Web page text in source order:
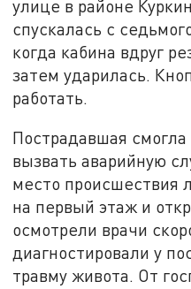
улице в районе
спускалась с
когда кабина вдруг
затем ударилась.
работать.
Пострадавшая
вызвать аварийную
место происшествия
на первый этаж и
осмотрели врачи
диагностировали у
травму живота. От